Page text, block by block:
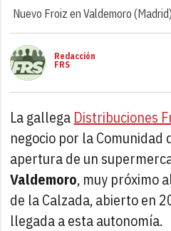
Nuevo Froiz en Valdemoro (Madrid)
Redacción
FRS
La gallega Distribuciones
negocio por la Comunidad
apertura de un
Valdemoro, muy próximo
de la Calzada, abierto en
llegada a esta autonomía.